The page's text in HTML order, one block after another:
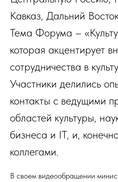
Кавказ, Дальний
Тема Форума –
которая акцентирует
сотрудничества в
Участники делились
контакты с ведущими
областей культуры,
бизнеса и IT, и,
коллегами.
В своем видеообращении